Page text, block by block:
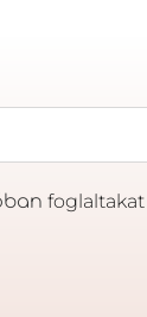
foglaltakat